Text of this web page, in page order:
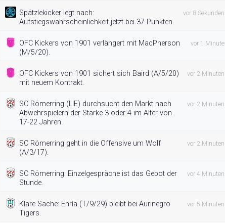
Spätzlekicker legt nach:
Aufstiegswahrscheinlichkeit jetzt bei 37 Punkten.
vor 8 Sekunden
OFC Kickers von 1901 verlängert mit MacPherson
(M/5/20).
vor 1 Minute
OFC Kickers von 1901 sichert sich Baird (A/5/20)
mit neuem Kontrakt.
vor 2 Minuten
SC Römerring (LIE) durchsucht den Markt nach
Abwehrspielern der Stärke 3 oder 4 im Alter von
17-22 Jahren.
vor 2 Minuten
SC Römerring geht in die Offensive um Wolf
(A/3/17).
vor 2 Minuten
SC Römerring: Einzelgespräche ist das Gebot der
Stunde.
vor 4 Minuten
Klare Sache: Enría (T/9/29) bleibt bei Aurinegro
Tigers.
vor 5 Minuten